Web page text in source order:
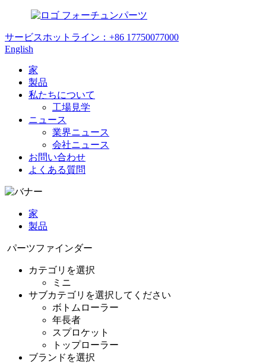
フォーチュンパーツ
サービスホットライン： +86 17750077000
English
家
製品
私たちについて
工場見学
ニュース
業界ニュース
会社ニュース
お問い合わせ
よくある質問
家
製品
パーツファインダー
カテゴリを選択
ミニ
サブカテゴリを選択してください
ボトムローラー
年長者
スプロケット
トップローラー
ブランドを選択